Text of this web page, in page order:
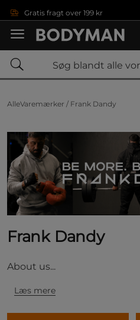
Gratis fragt over 199 kr
AlleVaremærker / Frank Dandy
Frank Dandy
About us...
Læs mere